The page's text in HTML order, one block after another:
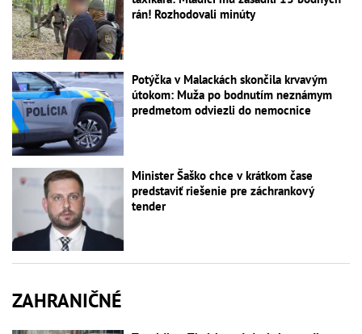
rán! Rozhodovali minúty
Potýčka v Malackách skončila krvavým
útokom: Muža po bodnutím neznámym
predmetom odviezli do nemocnice
Minister Šaško chce v krátkom čase
predstaviť riešenie pre záchrankový
tender
ZAHRANIČNÉ